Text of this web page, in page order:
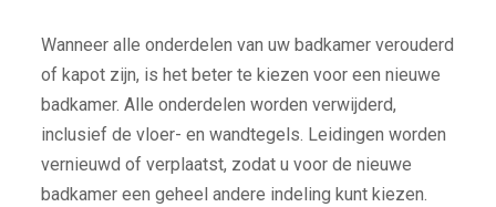
Wanneer alle onderdelen van uw badkamer verouderd
of kapot zijn, is het beter te kiezen voor een nieuwe
badkamer. Alle onderdelen worden verwijderd,
inclusief de vloer- en wandtegels. Leidingen worden
vernieuwd of verplaatst, zodat u voor de nieuwe
badkamer een geheel andere indeling kunt kiezen.